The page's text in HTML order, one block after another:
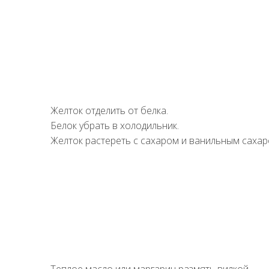
Желток отделить от белка.
Белок убрать в холодильник.
Желток растереть с сахаром и ванильным